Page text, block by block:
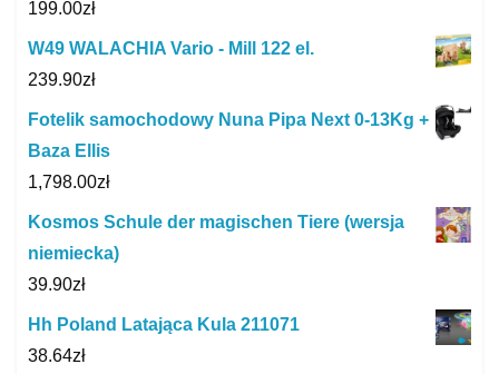
199.00zł
W49 WALACHIA Vario - Mill 122 el.
239.90zł
Fotelik samochodowy Nuna Pipa Next 0-13Kg +
Baza Ellis
1,798.00zł
Kosmos Schule der magischen Tiere (wersja
niemiecka)
39.90zł
Hh Poland Latająca Kula 211071
38.64zł